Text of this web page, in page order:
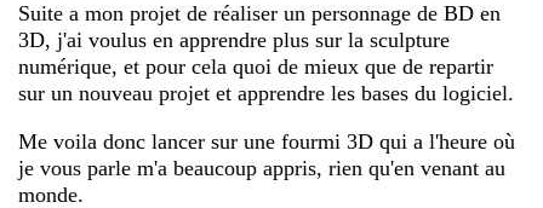
Suite a mon projet de réaliser un personnage de BD en
3D, j'ai voulus en apprendre plus sur la sculpture
numérique, et pour cela quoi de mieux que de repartir
sur un nouveau projet et apprendre les bases du logiciel.
Me voila donc lancer sur une fourmi 3D qui a l'heure où
je vous parle m'a beaucoup appris, rien qu'en venant au
monde.